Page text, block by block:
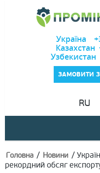
Україна
Казахстан
Узбекистан
ЗАМОВИТИ
RU
Головна / Новини /
рекордний обсяг